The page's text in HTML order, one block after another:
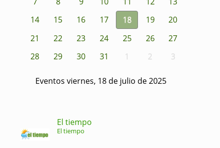
14
15 16 17 18 19
20
21
22 23 24 25 26
27
28
29 30 31 1 2 3
Eventos viernes, 18 de julio de 2025
El tiempo
El tiempo